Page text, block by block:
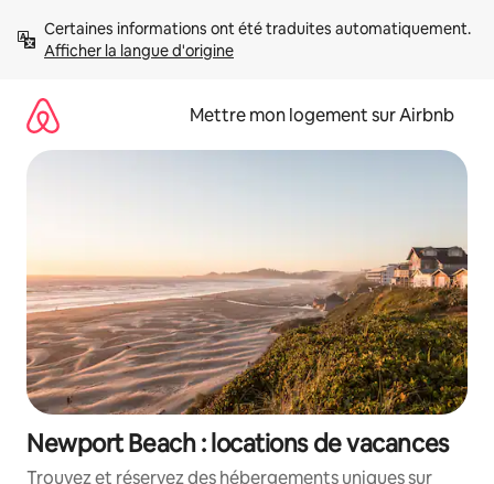
directement
Afficher la langue d'origine
Mettre mon logement sur Airbnb
Newport Beach : locations de vacances
Trouvez et réservez des hébergements uniques sur